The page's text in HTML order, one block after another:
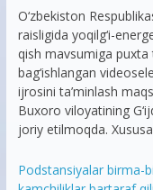
O‘zbekiston
raisligida yoqilg‘i-
qish mavsumiga puxta
bag‘ishlangan
ijrosini ta’minlash
Buxoro viloyatining
joriy etilmoqda.
Podstansiyalar birma-